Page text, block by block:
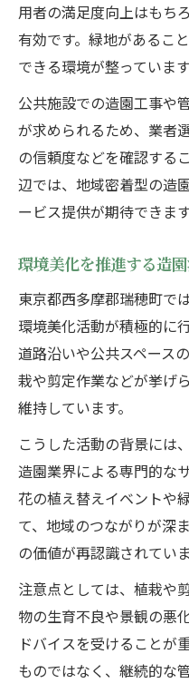
用者の満足度向上はもち
有効です。緑地があるこ
できる環境が整っています
公共施設での造園工事や
が求められるため、業者
の信頼度などを確認する
辺では、地域密着型の造
ービス提供が期待できます
環境美化を推進する造
東京都西多摩郡瑞穂町で
環境美化活動が積極的に
道路沿いや公共スペース
栽や剪定作業などが挙げ
維持しています。
こうした活動の背景には
造園業界による専門的な
花の植え替えイベントや
て、地域のつながりが深
の価値が再認識されていま
注意点としては、植栽や
物の生育不良や景観の悪
ドバイスを受けることが
ものではなく、継続的な